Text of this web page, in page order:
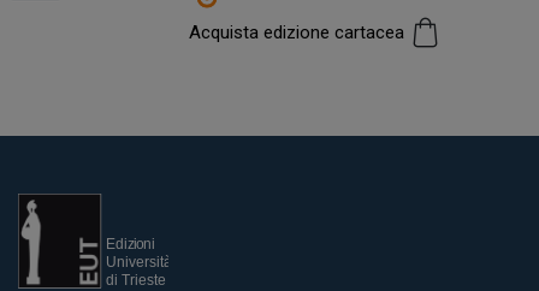
Acquista edizione cartacea